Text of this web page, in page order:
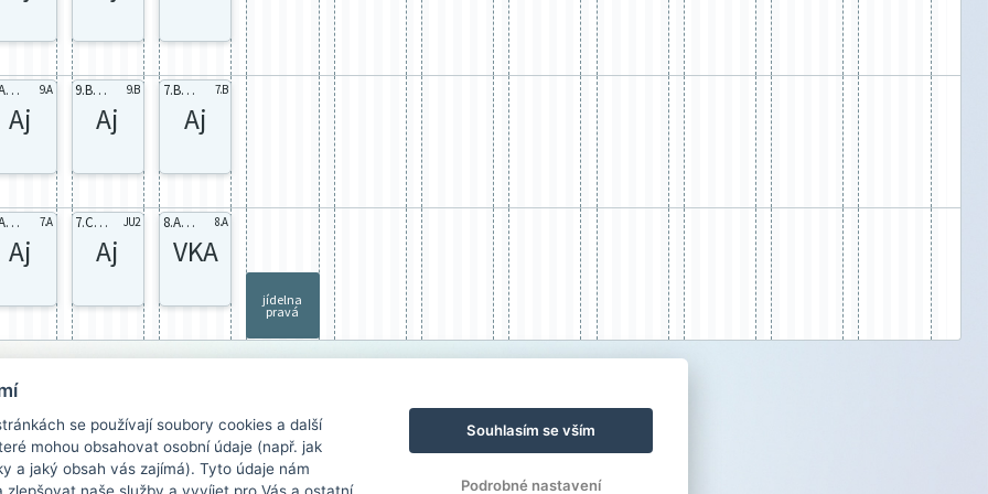
9.A AJ1 9.A
Aj
9.B AJ1 9.B
Aj
7.B Aj1 7.B
Aj
9.A AJ1 7.A
Aj
7.C Aj 1 JU2
Aj
8.A Aj1 8.A
VKA
jídelna
pravá
se používají soubory cookies a další
mohou obsahovat osobní údaje (např. jak
a jaký obsah vás zajímá). Tyto údaje nám
Souhlasím se vším
Podrobné nastavení